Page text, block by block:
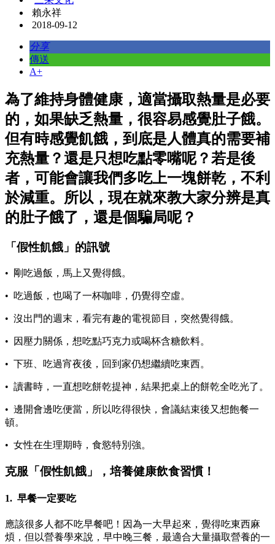
賴永祥
2018-09-12
分享
傳送
A+
為了維持身體健康，適當攝取熱量是必要
的，如果缺乏熱量，很容易感覺肚子餓。
但有時感覺飢餓，到底是人體真的需要補
充熱量？還是只想吃點零嘴呢？若是後
者，可能會讓我們多吃上一塊餅乾，不利
於減重。所以，現在就來教大家分辨是真
的肚子餓了，還是個騙局呢？
「假性飢餓」的訊號
• 剛吃過飯，馬上又覺得餓。
• 吃過飯，也喝了一杯咖啡，仍覺得空虛。
• 沒出門的週末，看完有趣的電視節目，突然覺得餓。
• 因壓力關係，想吃點巧克力或喝杯含糖飲料。
• 下班、吃過宵夜後，回到家仍想繼續吃東西。
• 讀書時，一直想吃餅乾提神，結果把桌上的餅乾全吃光了。
• 邊開會邊吃便當，所以吃得很快，會議結束後又想飽餐一
頓。
• 女性在生理期時，食慾特別強。
克服「假性飢餓」，培養健康飲食習慣！
1. 早餐一定要吃
應該很多人都不吃早餐吧！因為一大早起來，覺得吃東西麻
煩，但以營養學來說，早中晚三餐，最適合大量攝取營養的一